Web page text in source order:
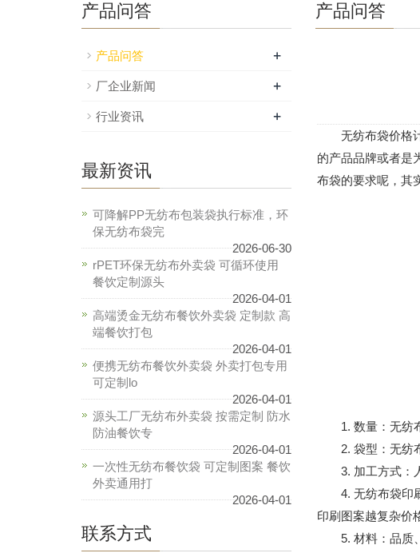
产品问答
无纺布袋价格计
的产品品牌或者是
布袋的要求呢，其
1. 数量：无纺布
2. 袋型：无纺布
3. 加工方式：人
4. 无纺布袋印刷
印刷图案越复杂价
5. 材料：品质、
产品问答
产品问答 +
厂企业新闻 +
行业资讯 +
最新资讯
可降解PP无纺布包装袋执行标准，环
保无纺布袋完
2026-06-30
rPET环保无纺布外卖袋 可循环使用
餐饮定制源头
2026-04-01
高端烫金无纺布餐饮外卖袋 定制款 高
端餐饮打包
2026-04-01
便携无纺布餐饮外卖袋 外卖打包专用
可定制lo
2026-04-01
源头工厂无纺布外卖袋 按需定制 防水
防油餐饮专
2026-04-01
一次性无纺布餐饮袋 可定制图案 餐饮
外卖通用打
2026-04-01
联系方式